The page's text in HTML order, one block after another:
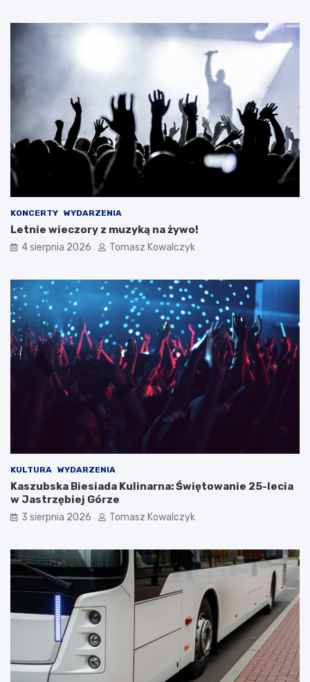
KONCERTY WYDARZENIA
Letnie wieczory z muzyką na żywo!
4 sierpnia 2026 Tomasz Kowalczyk
KULTURA WYDARZENIA
Kaszubska Biesiada Kulinarna: Świętowanie 25-lecia
w Jastrzębiej Górze
3 sierpnia 2026 Tomasz Kowalczyk